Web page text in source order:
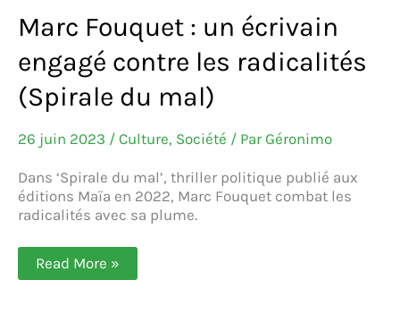
Marc Fouquet : un écrivain
engagé contre les radicalités
(Spirale du mal)
26 juin 2023 / Culture, Société / Par Géronimo
Dans ‘Spirale du mal’, thriller politique publié aux
éditions Maïa en 2022, Marc Fouquet combat les
radicalités avec sa plume.
Marc
Fouquet :
Read More »